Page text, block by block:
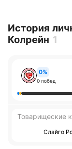
История
Колрейн 1
0%
0 побед
Товарищеские
Слайго